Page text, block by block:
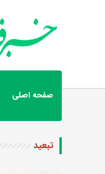
صفحه اصلی
تبعید